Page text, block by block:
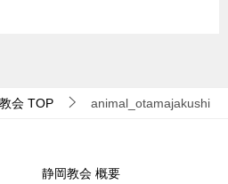
会 TOP animal_otamajakushi
静岡教会 概要